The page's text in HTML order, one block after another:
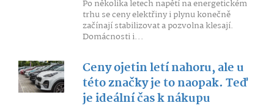
Po několika letech napětí na energetickém
trhu se ceny elektřiny i plynu konečně
začínají stabilizovat a pozvolna klesají.
Domácnosti i...
Ceny ojetin letí nahoru, ale u
této značky je to naopak. Teď
je ideální čas k nákupu